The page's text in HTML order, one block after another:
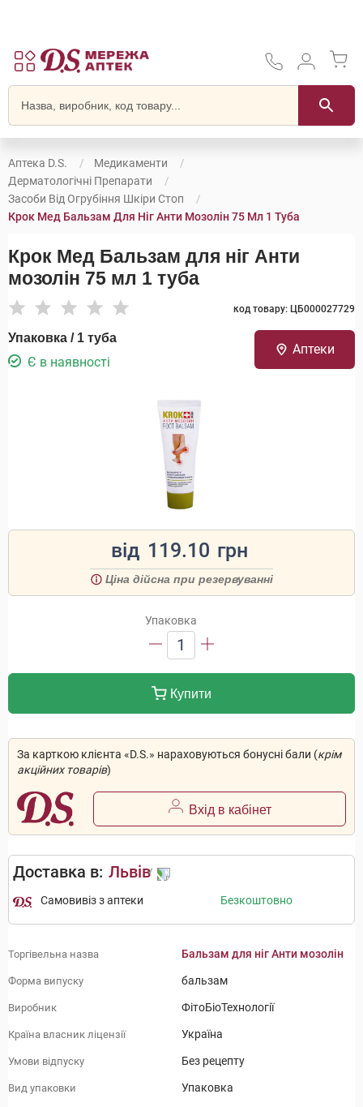
Аптека D.S.
Медикаменти
Дерматологічні Препарати
Засоби Від Огрубіння Шкіри Стоп
Крок Мед Бальзам Для Ніг Анти Мозолін 75 Мл 1 Туба
Крок Мед Бальзам для ніг Анти
мозолін 75 мл 1 туба
код товару: ЦБ000027729
Упаковка / 1 туба
Є в наявності
Аптеки
від 119.10 грн
Ціна дійсна при резервуванні
Упаковка
1
Купити
За карткою клієнта «D.S.» нараховуються бонусні бали (крім
акційних товарів)
Вхід в кабінет
Доставка в: Львів
Самовивіз з аптеки Безкоштовно
Торгівельна назва Бальзам для ніг Анти мозолін
Форма випуску бальзам
Виробник ФітоБіоТехнології
Країна власник ліцензії Україна
Умови відпуску Без рецепту
Вид упаковки Упаковка